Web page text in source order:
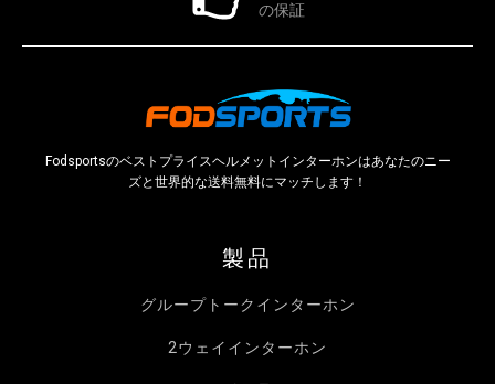
の保証
Fodsportsのベストプライスヘルメットインターホンはあなたのニー
ズと世界的な送料無料にマッチします！
製品
グループトークインターホン
2ウェイインターホン